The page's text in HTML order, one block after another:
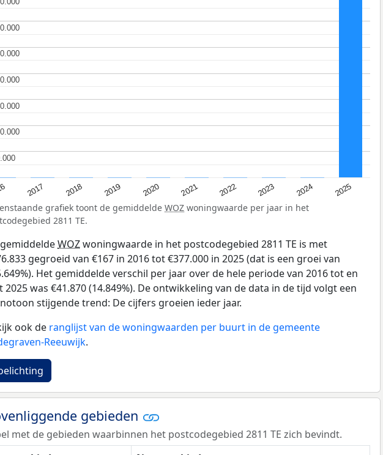
2017 2018 2019 2020 2021 2022 2023 2024 2025
grafiek toont de gemiddelde WOZ woningwaarde per jaar in het
2811 TE.
WOZwoningwaarde in het postcodegebied 2811 TE is met
gegroeid van €167 in 2016 tot €377.000 in 2025 (dat is een groei van
Het gemiddelde verschil per jaar over de hele periode van 2016 tot en
2025 was €41.870 (14.849%). De ontwikkeling van de data in de tijd volgt een
stijgende trend: De cijfers groeien ieder jaar.
ook de ranglijst van de woningwaarden per buurt in de gemeente
Reeuwijk.
gebieden
met de gebieden waarbinnen het postcodegebied 2811 TE zich bevindt.